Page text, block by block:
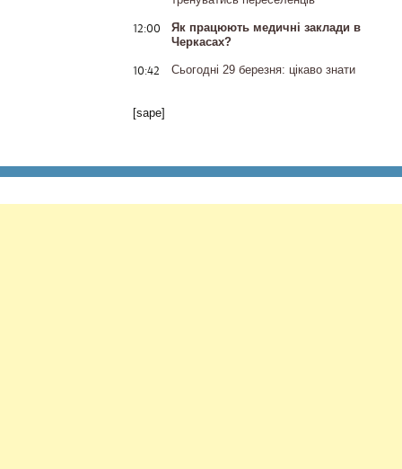
12:00
Як працюють медичні заклади в
Черкасах?
10:42 Сьогодні 29 березня: цікаво знати
[sape]